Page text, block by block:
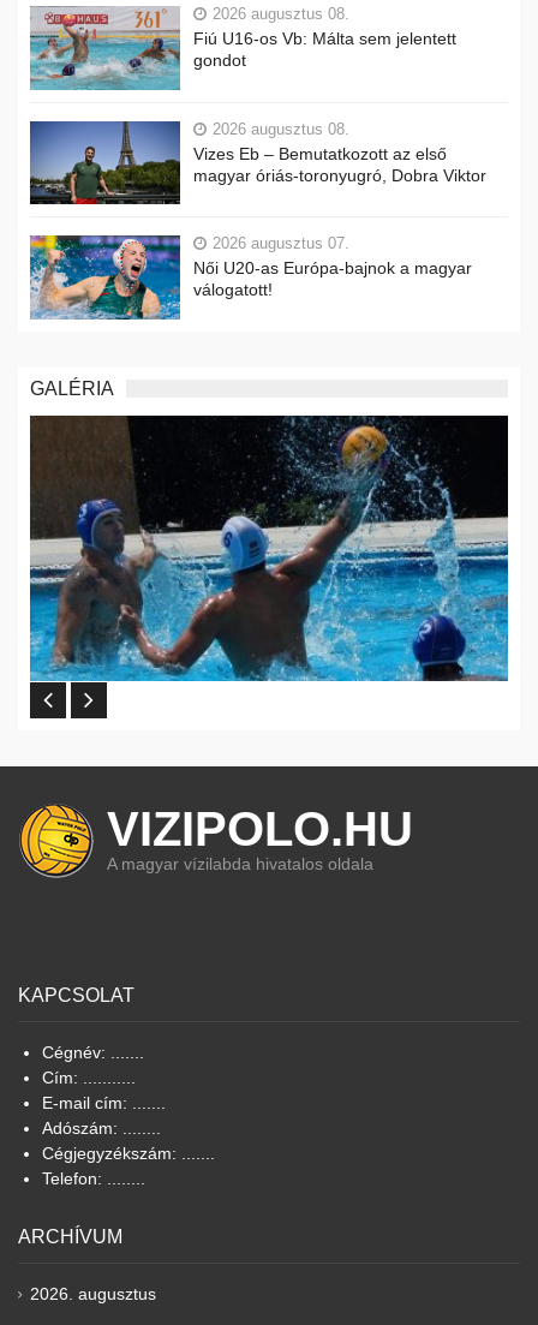
2026 augusztus 08.
Fiú U16-os Vb: Málta sem jelentett
gondot
2026 augusztus 08.
Vizes Eb – Bemutatkozott az első
magyar óriás-toronyugró, Dobra Viktor
2026 augusztus 07.
Női U20-as Európa-bajnok a magyar
válogatott!
GALÉRIA
VIZIPOLO.HU
A magyar vízilabda hivatalos oldala
KAPCSOLAT
Cégnév: .......
Cím: ...........
E-mail cím: .......
Adószám: ........
Cégjegyzékszám: .......
Telefon: ........
ARCHÍVUM
2026. augusztus